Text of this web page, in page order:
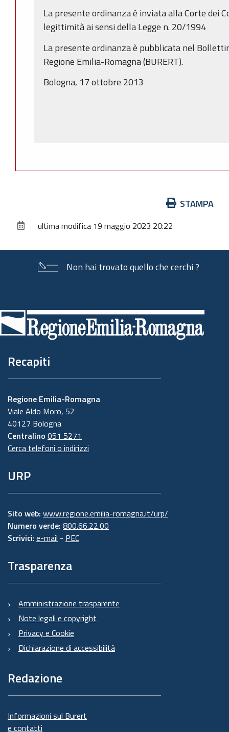
La presente ordinanza è inviata alla Corte dei
legittimità ai sensi della Legge n. 20/1994
La presente ordinanza è pubblicata nel
Regione Emilia-Romagna (BURERT).
Bologna, 17 ottobre 2013
documento
STAMPA
ultima modifica 19 maggio 2023 20:22
Non hai trovato quello che cerchi ?
di
pagina
Recapiti
Regione Emilia-Romagna
Viale Aldo Moro, 52
40127 Bologna
Centralino 051 5271
Cerca telefoni o indirizzi
URP
Sito web: www.regione.emilia-romagna.it/urp/
Numero verde: 800.66.22.00
Scrivici: e-mail - PEC
Trasparenza
Amministrazione trasparente
Note legali e copyright
Privacy e Cookie
Dichiarazione di accessibilità
Redazione
Informazioni sul Burert
e contatti